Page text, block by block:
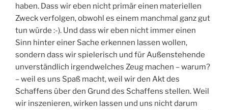
haben. Dass wir eben nicht primär einen materiellen
Zweck verfolgen, obwohl es einem manchmal ganz gut
tun würde :-). Und dass wir eben nicht immer einen
Sinn hinter einer Sache erkennen lassen wollen,
sondern dass wir spielerisch und für Außenstehende
unverständlich irgendwelches Zeug machen – warum?
– weil es uns Spaß macht, weil wir den Akt des
Schaffens über den Grund des Schaffens stellen. Weil
wir inszenieren, wirken lassen und uns nicht darum